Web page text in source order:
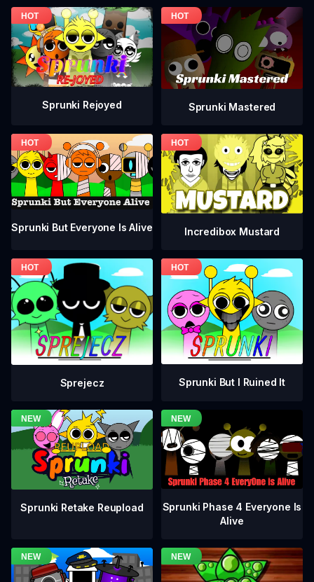
Sprunki Rejoyed Sprunki Mastered
Sprunki But Everyone Is Alive Incredibox Mustard
Sprejecz Sprunki But I Ruined It
Sprunki Retake Reupload
Sprunki Phase 4 Everyone Is
Alive